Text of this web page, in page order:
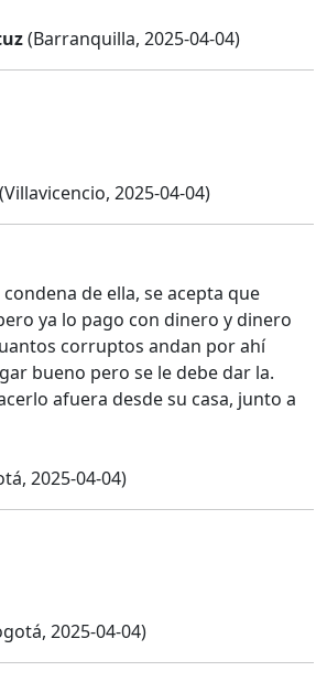
(Barranquilla, 2025-04-04)
(Villavicencio, 2025-04-04)
de ella, se acepta que
ya lo pago con dinero y dinero
corruptos andan por ahí
bueno pero se le debe dar la.
afuera desde su casa, junto a
2025-04-04)
2025-04-04)